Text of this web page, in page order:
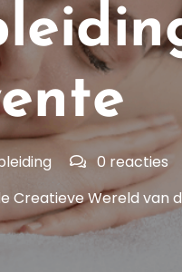
0 reacties
Creatieve Wereld van